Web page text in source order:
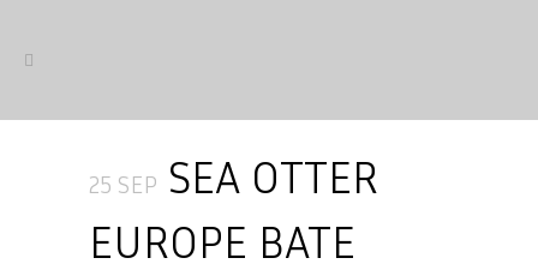
25 SEP SEA OTTER
EUROPE BATE